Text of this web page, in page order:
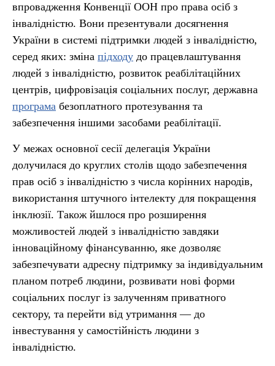
впровадження Конвенції ООН про права осіб з
інвалідністю. Вони презентували досягнення
України в системі підтримки людей з інвалідністю,
серед яких: зміна підходу до працевлаштування
людей з інвалідністю, розвиток реабілітаційних
центрів, цифровізація соціальних послуг, державна
програма безоплатного протезування та
забезпечення іншими засобами реабілітації.
У межах основної сесії делегація України
долучилася до круглих столів щодо забезпечення
прав осіб з інвалідністю з числа корінних народів,
використання штучного інтелекту для покращення
інклюзії. Також йшлося про розширення
можливостей людей з інвалідністю завдяки
інноваційному фінансуванню, яке дозволяє
забезпечувати адресну підтримку за індивідуальним
планом потреб людини, розвивати нові форми
соціальних послуг із залученням приватного
сектору, та перейти від утримання — до
інвестування у самостійність людини з
інвалідністю.